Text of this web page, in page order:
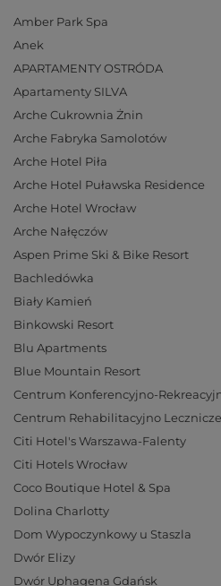
Amber Park Spa
Anek
APARTAMENTY OSTRÓDA
Apartamenty SILVA
Arche Cukrownia Żnin
Arche Fabryka Samolotów
Arche Hotel Piła
Arche Hotel Puławska Residence
Arche Hotel Wrocław
Arche Nałęczów
Aspen Prime Ski & Bike Resort
Bachledówka
Biały Kamień
Binkowski Resort
Blu Apartments
Blue Mountain Resort
Centrum Konferencyjno-
Centrum Rehabilitacyjno
Citi Hotel's Warszawa-Falenty
Citi Hotels Wrocław
Coco Boutique Hotel & Spa
Dolina Charlotty
Dom Wypoczynkowy u Staszla
Dwór Elizy
Dwór Uphagena Gdańsk